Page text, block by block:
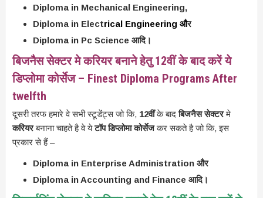
Diploma in Mechanical Engineering,
Diploma in Electrical Engineering और
Diploma in Pc Science आदि।
बिजनैस सेक्टर मे करियर बनाने हेतु 12वीं के बाद करें ये
डिप्लोमा कोर्सेज – Finest Diploma Programs After
twelfth
दूसरी तरफ हमारे वे सभी स्टूडेंट्स जो कि, 12वींके बादबिजनैस सेक्टरमे
करियरबनाना चाहते है वे येटॉप डिप्लोमा कोर्सेजकर सकते है जो कि, इस
प्रकार से हैं –
Diploma in Enterprise Administration और
Diploma in Accounting and Finance आदि।